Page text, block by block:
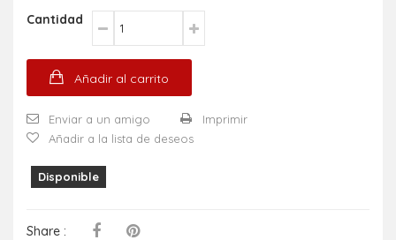
Cantidad
Añadir al carrito
Enviar a un amigo
Imprimir
Añadir a la lista de deseos
Disponible
Share :